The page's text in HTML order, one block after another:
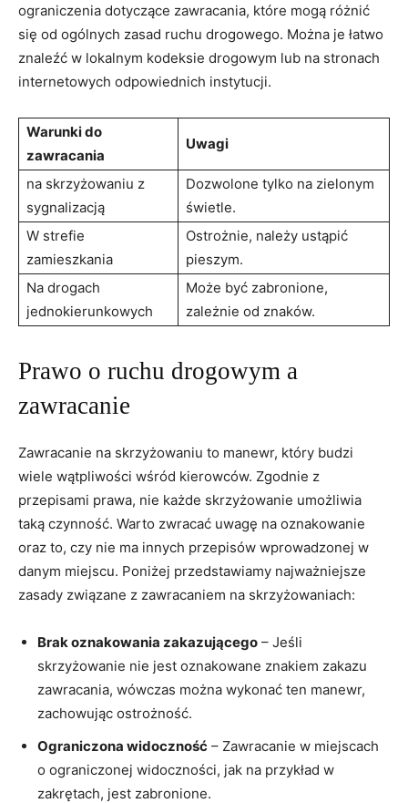
ograniczenia dotyczące zawracania, które mogą różnić
się od ogólnych zasad ruchu drogowego. Można je łatwo
znaleźć w lokalnym kodeksie drogowym lub na stronach
internetowych odpowiednich instytucji.
Warunki do
zawracania
Uwagi
na skrzyżowaniu z
sygnalizacją
Dozwolone tylko na zielonym
świetle.
W strefie
zamieszkania
Ostrożnie, należy ustąpić
pieszym.
Na drogach
jednokierunkowych
Może być zabronione,
zależnie od znaków.
Prawo o ruchu drogowym a
zawracanie
Zawracanie na skrzyżowaniu to manewr, który budzi
wiele wątpliwości wśród kierowców. Zgodnie z
przepisami prawa, nie każde skrzyżowanie umożliwia
taką czynność. Warto zwracać uwagę na oznakowanie
oraz to, czy nie ma innych przepisów wprowadzonej w
danym miejscu. Poniżej przedstawiamy najważniejsze
zasady związane z zawracaniem na skrzyżowaniach:
Brak oznakowania zakazującego – Jeśli
skrzyżowanie nie jest oznakowane znakiem zakazu
zawracania, wówczas można wykonać ten manewr,
zachowując ostrożność.
Ograniczona widoczność – Zawracanie w miejscach
o ograniczonej widoczności, jak na przykład w
zakrętach, jest zabronione.